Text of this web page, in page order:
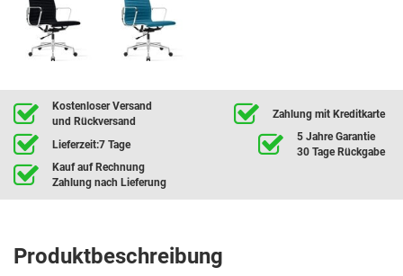
Kostenloser Versand
und Rückversand
Zahlung mit Kreditkarte
Lieferzeit:7 Tage
5 Jahre Garantie
30 Tage Rückgabe
Kauf auf Rechnung
Zahlung nach Lieferung
Produktbeschreibung